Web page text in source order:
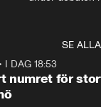
SE ALLA
I DAG 18:53
numret för